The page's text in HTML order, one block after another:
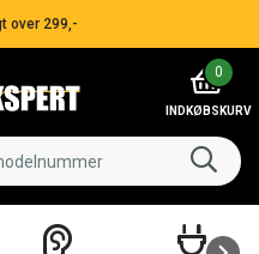
over 299,-
0
INDKØBSKURV